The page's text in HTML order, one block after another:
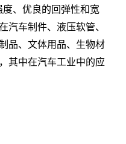
度、优良的回弹性和宽
汽车制件、 液压软管、
品、 文体用品、生物材
其中在汽车工业中的应